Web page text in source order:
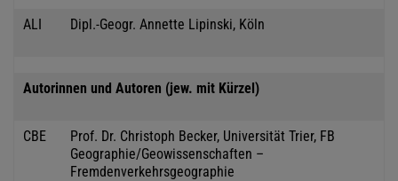
ALI Dipl.-Geogr. Annette Lipinski, Köln
Autorinnen und Autoren (jew. mit Kürzel)
CBE
Prof. Dr. Christoph Becker, Universität Trier, FB
Geographie/Geowissenschaften –
Fremdenverkehrsgeographie